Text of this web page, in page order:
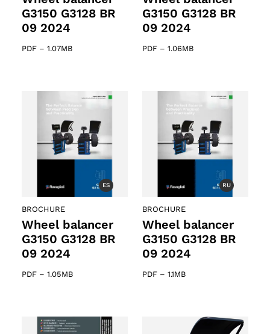
G3150 G3128 BR
09 2024
PDF – 1.07MB
G3150 G3128 BR
09 2024
PDF – 1.06MB
ES
BROCHURE
Wheel balancer
G3150 G3128 BR
09 2024
PDF – 1.05MB
RU
BROCHURE
Wheel balancer
G3150 G3128 BR
09 2024
PDF – 1.1MB